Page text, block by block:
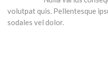
volutpat quis. Pellentesque
sodales vel dolor.